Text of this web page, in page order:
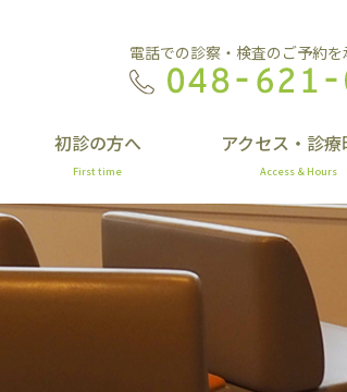
電話での診察・検査のご予約
初診の方へ
First time
アクセス・診療
Access & Hours